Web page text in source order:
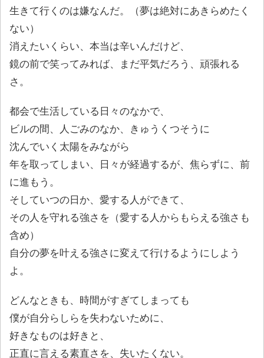
生きて行くのは嫌なんだ。（夢は絶対にあきらめたく
ない）
消えたいくらい、本当は辛いんだけど、
鏡の前で笑ってみれば、まだ平気だろう、頑張れる
さ。
都会で生活している日々のなかで、
ビルの間、人ごみのなか、きゅうくつそうに
沈んでいく太陽をみながら
年を取ってしまい、日々が経過するが、焦らずに、前
に進もう。
そしていつの日か、愛する人ができて、
その人を守れる強さを（愛する人からもらえる強さも
含め）
自分の夢を叶える強さに変えて行けるようにしよう
よ。
どんなときも、時間がすぎてしまっても
僕が自分らしらを失わないために、
好きなものは好きと、
正直に言える素直さを、失いたくない。